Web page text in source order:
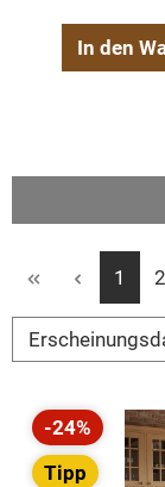
In den
Seite
1 2
Rabatt
-24%
Tipp